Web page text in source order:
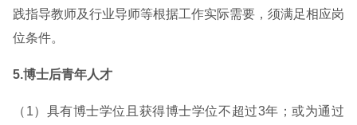
践指导教师及行业导师等根据工作实际需要，须满足相应岗
位条件。
5.博士后青年人才
（1）具有博士学位且获得博士学位不超过3年；或为通过